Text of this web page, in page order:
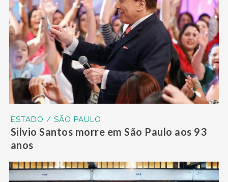
ESTADO / SÃO PAULO
Silvio Santos morre em São Paulo aos 93
anos